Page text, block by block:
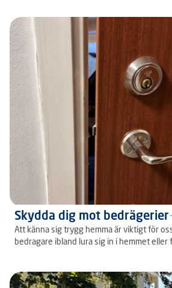
Skydda dig mot bedrägerier
Att känna sig trygg hemma är viktigt för
bedragare ibland lura sig in i hemmet eller